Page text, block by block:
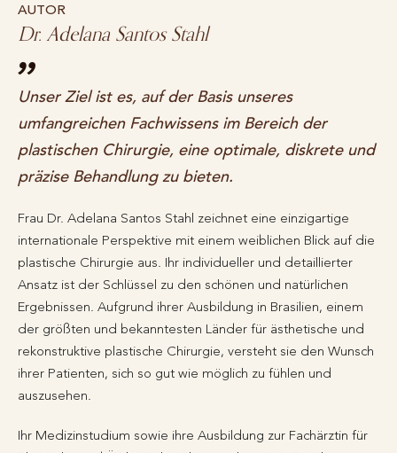
AUTOR
Dr. Adelana Santos Stahl
Unser Ziel ist es, auf der Basis unseres
umfangreichen Fachwissens im Bereich der
plastischen Chirurgie, eine optimale, diskrete und
präzise Behandlung zu bieten.
Frau Dr. Adelana Santos Stahl zeichnet eine einzigartige
internationale Perspektive mit einem weiblichen Blick auf die
plastische Chirurgie aus. Ihr individueller und detaillierter
Ansatz ist der Schlüssel zu den schönen und natürlichen
Ergebnissen. Aufgrund ihrer Ausbildung in Brasilien, einem
der größten und bekanntesten Länder für ästhetische und
rekonstruktive plastische Chirurgie, versteht sie den Wunsch
ihrer Patienten, sich so gut wie möglich zu fühlen und
auszusehen.
Ihr Medizinstudium sowie ihre Ausbildung zur Fachärztin für